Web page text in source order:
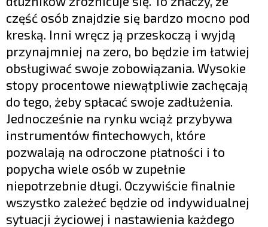
część osób znajdzie się bardzo mocno pod
kreską. Inni wręcz ją przeskoczą i wyjdą
przynajmniej na zero, bo będzie im łatwiej
obsługiwać swoje zobowiązania. Wysokie
stopy procentowe niewątpliwie zachęcają
do tego, żeby spłacać swoje zadłużenia.
Jednocześnie na rynku wciąż przybywa
instrumentów fintechowych, które
pozwalają na odroczone płatności i to
popycha wiele osób w zupełnie
niepotrzebnie długi. Oczywiście finalnie
wszystko zależeć będzie od indywidualnej
sytuacji życiowej i nastawienia każdego